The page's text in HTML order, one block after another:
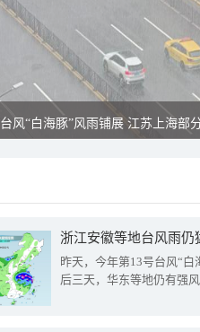
台风“白海豚”风雨铺展 江苏上海部
浙江安徽等地台风雨
昨天，今年第13号台风“
后三天，华东等地仍有强